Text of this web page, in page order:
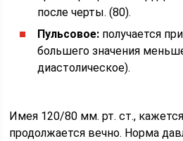
после черты. (80).
Пульсовое: получается
большего значения
диастолическое).
Имея 120/80 мм. рт. ст.,
продолжается вечно. Норма